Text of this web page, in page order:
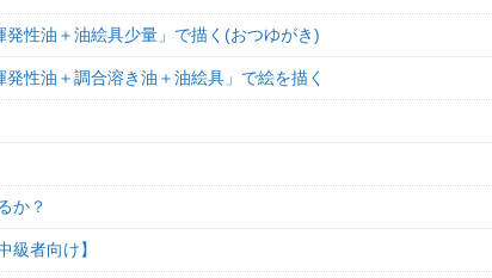
発性油＋油絵具少量」で描く(おつゆがき)
発性油＋調合溶き油＋油絵具」で絵を描く
か？
級者向け】